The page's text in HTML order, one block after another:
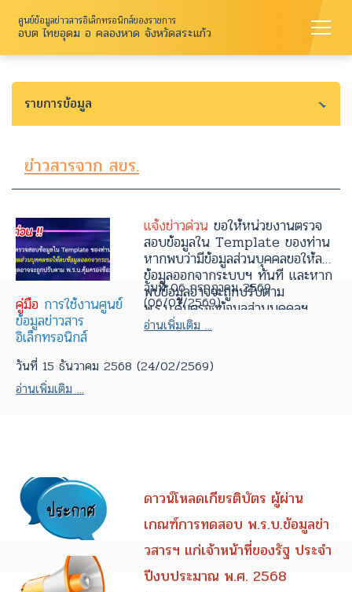
ศูนย์ข้อมูลข่าวสารอิเล็กทรอนิกส์ของราชการ
อบต ไทยอุดม อ คลองหาด จังหวัดสระแก้ว
รายการข้อมูล
ข่าวสารจาก สขร.
แจ้งข่าวด่วน ขอให้หน่วยงานตรวจ
สอบข้อมูลใน Template ของท่าน
หากพบว่ามีข้อมูลส่วนบุคคลขอให้ลบ
ข้อมูลออกจากระบบฯ ทันที และหาก
พบข้อมูลอาจจะถูกปรับตาม
พ.ร.บ.คุ้มครองข้อมูลส่วนบุคคลฯ
วันที่ 06 กรกฎาคม 2569
(06/07/2569)
อ่านเพิ่มเติม ...
คู่มือ การใช้งานศูนย์
ข้อมูลข่าวสาร
อิเล็กทรอนิกส์
วันที่ 15 ธันวาคม 2568 (24/02/2569)
อ่านเพิ่มเติม ...
ดาวน์โหลดเกียรติบัตร ผู้ผ่าน
เกณฑ์การทดสอบ พ.ร.บ.ข้อมูลข่า
วสารฯ แก่เจ้าหน้าที่ของรัฐ ประจำ
ปีงบประมาณ พ.ศ. 2568